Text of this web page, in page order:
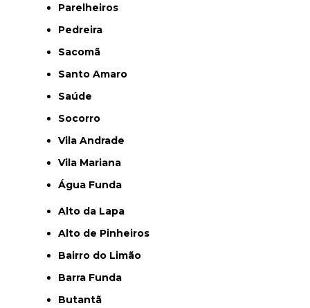
Parelheiros
Pedreira
Sacomã
Santo Amaro
Saúde
Socorro
Vila Andrade
Vila Mariana
Água Funda
Alto da Lapa
Alto de Pinheiros
Bairro do Limão
Barra Funda
Butantã